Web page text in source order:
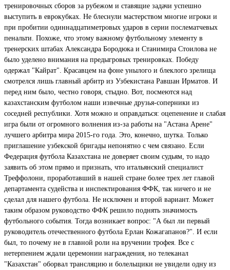
тренировочных сборов за рубежом и ставящие задачи успешно
выступить в еврокубках. Не блеснули мастерством многие игроки и
при пробитии одиннадцатиметровых ударов в серии послематчевых
пенальти. Похоже, что этому важному футбольному элементу в
тренерских штабах Александра Бородюка и Станимира Стоилова не
было уделено внимания на предыгровых тренировках. Победу
одержал "Кайрат". Красавцем на фоне унылого и блеклого зрелища
смотрелся лишь главный арбитр из Узбекистана Равшан Ирматов. И
перед ним было, честно говоря, стыдно. Вот, посмеются над
казахстанским футболом наши извечные друзья-соперники из
соседней республики. Хотя можно и оправдаться: оцепенение и слабая
игра были от огромного волнения из-за работы на "Астана Арене"
лучшего арбитра мира 2015-го года. Это, конечно, шутка. Только
приглашение узбекской бригады непонятно с чем связано. Если
Федерация футбола Казахстана не доверяет своим судьям, то надо
заявить об этом прямо и признать, что итальянский специалист
Треффолони, проработавший в нашей стране более трех лет главой
департамента судейства и инспектирования ФФК, так ничего и не
сделал для нашего футбола. Не исключен и второй вариант. Может
таким образом руководство ФФК решило поднять значимость
футбольного события. Тогда возникает вопрос: "А был ли первый
руководитель отечественного футбола Ерлан Кожагапанов?". И если
был, то почему не в главной роли на вручении трофея. Все с
нетерпением ждали церемонии награждения, но телеканал
"Казахстан" оборвал трансляцию и болельщики не увидели одну из